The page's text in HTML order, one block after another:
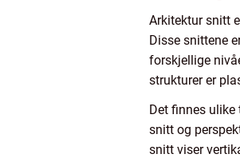
Arkitektur snitt
Disse snittene
forskjellige
strukturer er
Det finnes
snitt og
snitt viser